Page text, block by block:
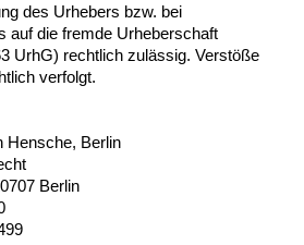
des Urhebers bzw. bei
auf die fremde Urheberschaft
UrhG) rechtlich zulässig. Verstöße
verfolgt.
Hensche, Berlin
Berlin